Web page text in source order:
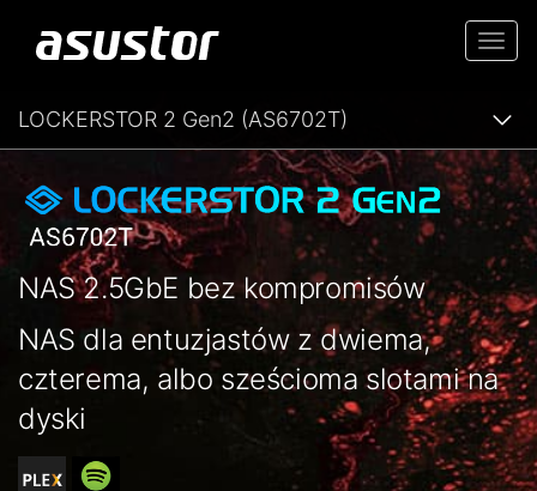
LOCKERSTOR 2 Gen2 (AS6702T)
NAS 2.5GbE bez kompromisów
NAS dla entuzjastów z dwiema,
czterema, albo sześcioma slotami na
dyski